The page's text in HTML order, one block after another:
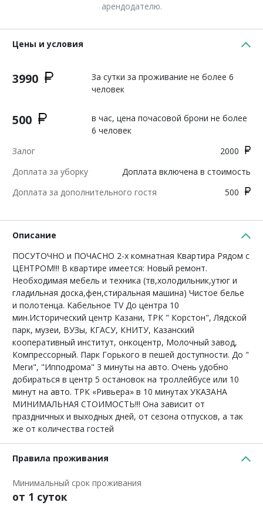
арендодателю.
Цены и условия
3990
За сутки за проживание не более 6
человек
500
в час, цена почасовой брони не более
6 человек
Залог
2000
Доплата за уборку
Доплата включена в стоимость
Доплата за дополнительного гостя
500
Описание
ПОСУТОЧНО и ПОЧАСНО 2-х комнатная Квартира Рядом с
ЦЕНТРОМ!!! В квартире имеется: Новый ремонт.
Необходимая мебель и техника (тв,холодильник,утюг и
гладильная доска,фен,стиральная машина) Чистое белье
и полотенца. Кабельное TV До центра 10
мин.Исторический центр Казани, ТРК " Корстон", Лядской
парк, музеи, ВУЗы, КГАСУ, КНИТУ, Казанский
кооперативный институт, онкоцентр, Молочный завод,
Компрессорный. Парк Горького в пешей доступности. До "
Меги", "Ипподрома" 3 минуты на авто. Очень удобно
добираться в центр 5 остановок на троллейбусе или 10
минут на авто. ТРК «Ривьера» в 10 минутах УКАЗАНА
МИНИМАЛЬНАЯ СТОИМОСТЬ!!! Она зависит от
праздничных и выходных дней, от сезона отпусков, а так
же от количества гостей
Правила проживания
Минимальный срок проживания
от 1 суток